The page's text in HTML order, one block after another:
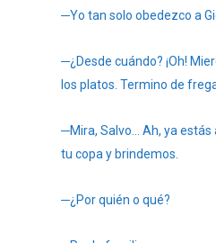
─Yo tan solo obedezco a
─¿Desde cuándo? ¡Oh!
los platos. Termino de
─Mira, Salvo… Ah, ya estás
tu copa y brindemos.
─¿Por quién o qué?